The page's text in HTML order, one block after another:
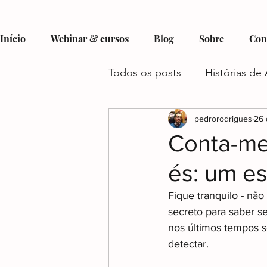
Início Webinar & cursos Blog Sobre
Todos os posts Histórias de
Hobbies e Interesses no
Recursos e Suporte para
Autismo e Condições
Conta-
és: um
pedrorodrigues 26
Fique tranquilo -
secreto para saber
nos últimos tempos
detectar.